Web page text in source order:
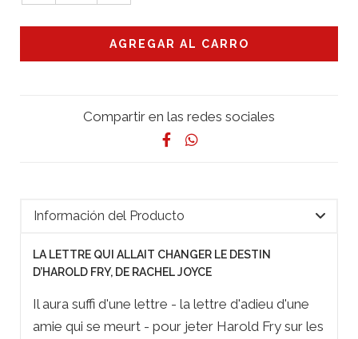
Compartir en las redes sociales
Información del Producto
LA LETTRE QUI ALLAIT CHANGER LE DESTIN
D’HAROLD FRY, DE RACHEL JOYCE
Il aura suffi d'une lettre - la lettre d'adieu d'une
amie qui se meurt - pour jeter Harold Fry sur les